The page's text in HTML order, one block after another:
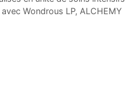
Wondrous LP, ALCHEMY